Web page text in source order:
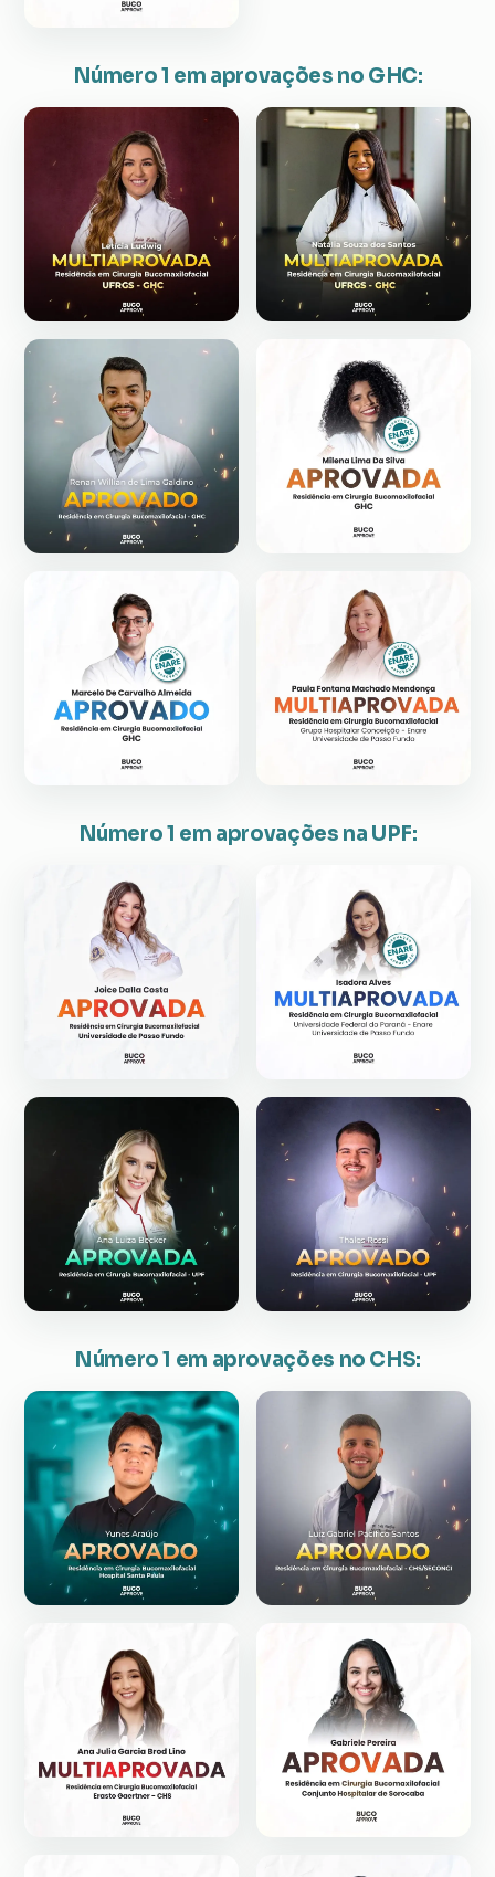
Número 1 em aprovações no GHC:
Número 1 em aprovações na UPF:
Número 1 em aprovações no CHS: